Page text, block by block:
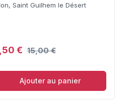
Saint Guilhem le Désert
€ 15,00 €
Ajouter au panier